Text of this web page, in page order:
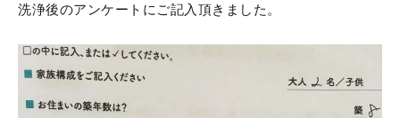
洗浄後のアンケートにご記入頂きました。